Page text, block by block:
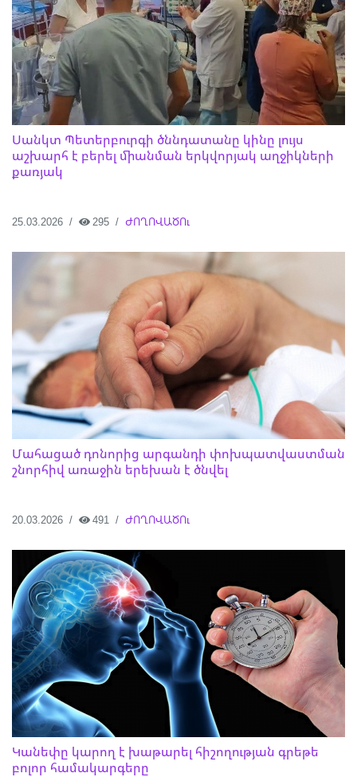
Սանկտ Պետերբուրգի ծննդատանը կինը լույս
աշխարհ է բերել միանման երկվորյակ աղջիկների
քառյակ
25.03.2026 295 ԺՈՂՈՎԱԾՈւ
Մահացած դոնորից արգանդի փոխպատվաստման
շնորհիվ առաջին երեխան է ծնվել
20.03.2026 491 ԺՈՂՈՎԱԾՈւ
Կանեփը կարող է խաթարել հիշողության գրեթե
բոլոր համակարգերը